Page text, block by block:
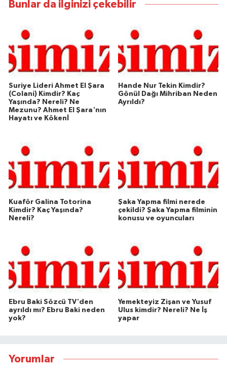
Bunlar da ilginizi çekebilir
Suriye Lideri Ahmet El Şara
(Colani) Kimdir? Kaç
Yaşında? Nereli? Ne
Mezunu? Ahmet El Şara'nın
Hayatı ve Kökenİ
Hande Nur Tekin Kimdir?
Gönül Dağı Mihriban Neden
Ayrıldı?
Kuaför Galina Totorina
Kimdir? Kaç Yaşında?
Nereli?
Şaka Yapma filmi nerede
çekildi? Şaka Yapma filminin
konusu ve oyuncuları
Ebru Baki Sözcü TV'den
ayrıldı mı? Ebru Baki neden
yok?
Yemekteyiz Zişan ve Yusuf
Ulus kimdir? Nereli? Ne İş
yapar
Yorumlar